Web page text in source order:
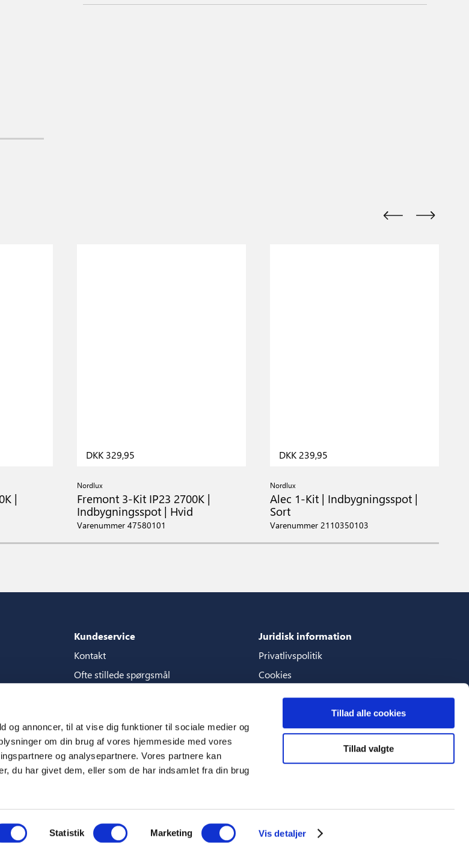
og annoncer, til at vise dig funktioner til sociale medier og
om din brug af vores hjemmeside med vores
og analysepartnere. Vores partnere kan
du har givet dem, eller som de har indsamlet fra din brug
Statistik Marketing Vis detaljer
Tillad alle cookies
Tillad valgte
|
DKK 329,95
Nordlux
Fremont 3-Kit IP23 2700K |
Indbygningsspot | Hvid
Varenummer 47580101
DKK 239,95
Nordlux
Alec 1-Kit | Indbygningsspot |
Sort
Varenummer 2110350103
Kundeservice
Kontakt
Ofte stillede spørgsmål
CSR
Juridisk information
Privatlivspolitik
Cookies